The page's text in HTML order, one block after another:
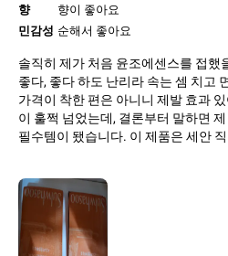
사람들이 피부 나아졌다고는 하고, 처
하는 말을 정말 오랜만에 다시 듣기
쿠팡엔 가품도 있을거 같아서 불안한
잘 샀어요.싼거 여러개 쓰지말고 윤조
향
향이 좋아요
민감성 순해서 좋아요
솔직히 제가 처음 윤조에센스를 접했
좋다, 좋다 하도 난리라 속는 셈 치고
가격이 착한 편은 아니니 제발 효과
이 훌쩍 넘었는데, 결론부터 말하면
필수템이 됐습니다. 이 제품은 세안
스며들어요. 끈적이는 거 질색하는 저
않고, 오히려 피부 표면을 매끈하게
단계의 스킨케어가 피부에 잘 스며들
터 역할을 제대로 해줍니다. 이젠 윤조